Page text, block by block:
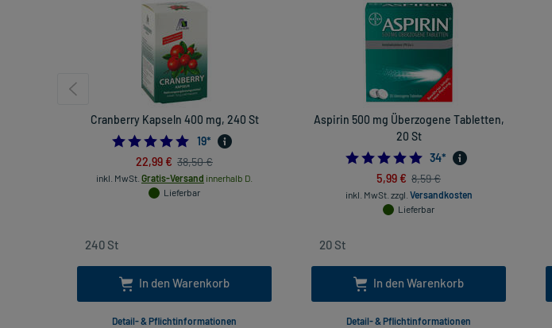
Cranberry Kapseln 400 mg, 240 St
4.947368421052632
19*
22,99 € 38,50 €
inkl. MwSt. Gratis-Versand innerhalb D.
Lieferbar
In den Warenkorb
Detail- & Pflichtinformationen
Aspirin 500 mg Überzogene Tabletten,
20 St
5.0
34*
5,99 € 8,59 €
inkl. MwSt. zzgl. Versandkosten
Lieferbar
In den Warenkorb
Detail- & Pflichtinformationen